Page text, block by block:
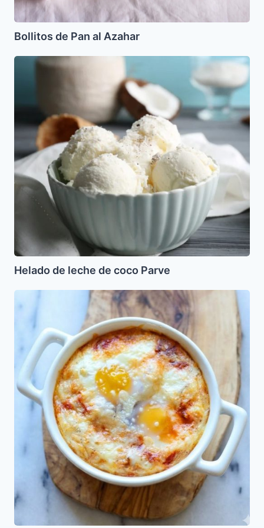
Bollitos de Pan al Azahar
Helado
de
Parve
Helado de leche de coco Parve
Huevos
Cochos